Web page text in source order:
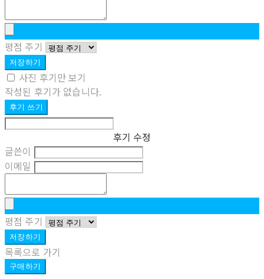
평점 주기
저장하기
사진 후기만 보기
작성된 후기가 없습니다.
후기 쓰기
후기 수정
글쓴이
이메일
평점 주기
저장하기
목록으로 가기
구매하기